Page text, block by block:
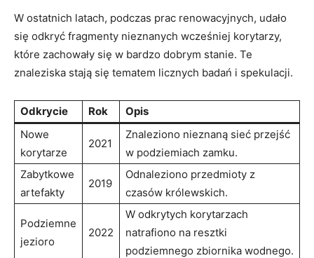
W ostatnich latach, podczas prac renowacyjnych, udało
się odkryć fragmenty nieznanych wcześniej korytarzy,
które zachowały się w bardzo dobrym stanie. Te
znaleziska stają się tematem licznych badań i spekulacji.
Odkrycie Rok
Opis
Nowe
korytarze
2021
Znaleziono nieznaną sieć przejść
w podziemiach zamku.
Zabytkowe
artefakty
2019
Odnaleziono przedmioty z
czasów królewskich.
Podziemne
jezioro
2022
W odkrytych korytarzach
natrafiono na resztki
podziemnego zbiornika wodnego.